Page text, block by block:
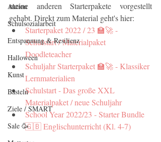
Aktion
Schulsozialarbeit
Entspannung & Resilienz
Halloween
Kunst
Basteln
Ziele / SMART
Sale 🥳
meine anderen Starterpakete vorgestellt
gehabt. Direkt zum Material geht's hier:
Starterpaket 2022 / 23 🏫🚀 -
Schulstart / Materialpaket
Doodleteacher
Schuljahr Starterpaket 🏫🚀 - Klassiker
Lernmaterialien
Schulstart - Das große XXL
Materialpaket / neue Schuljahr
School Year 2022/23 - Starter Bundle
🇬🇧 Englischunterricht (Kl. 4-7)